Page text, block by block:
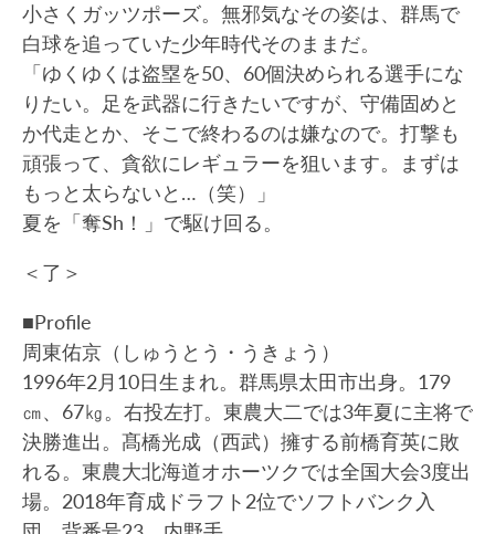
小さくガッツポーズ。無邪気なその姿は、群馬で
白球を追っていた少年時代そのままだ。
「ゆくゆくは盗塁を50、60個決められる選手にな
りたい。足を武器に行きたいですが、守備固めと
か代走とか、そこで終わるのは嫌なので。打撃も
頑張って、貪欲にレギュラーを狙います。まずは
もっと太らないと…（笑）」
夏を「奪Sh！」で駆け回る。
＜了＞
■Profile
周東佑京（しゅうとう・うきょう）
1996年2月10日生まれ。群馬県太田市出身。179
㎝、67㎏。右投左打。東農大二では3年夏に主将で
決勝進出。髙橋光成（西武）擁する前橋育英に敗
れる。東農大北海道オホーツクでは全国大会3度出
場。2018年育成ドラフト2位でソフトバンク入